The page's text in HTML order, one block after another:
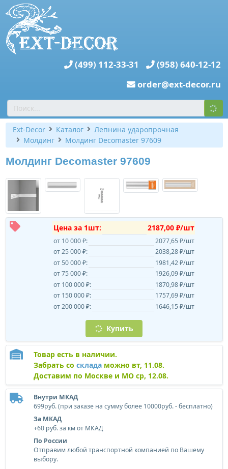
(499) 112-33-31
(958) 640-12-12
order@ext-decor.ru
Ext-Decor Каталог
Лепнина ударопрочная
Молдинг
Молдинг Decomaster 97609
Молдинг Decomaster 97609
Цена за 1шт: 2187,00 ₽/шт
от 10 000 ₽:
2077,65 ₽/шт
от 25 000 ₽:
2038,28 ₽/шт
от 50 000 ₽:
1981,42 ₽/шт
от 75 000 ₽:
1926,09 ₽/шт
от 100 000 ₽:
1870,98 ₽/шт
от 150 000 ₽:
1757,69 ₽/шт
от 200 000 ₽:
1646,15 ₽/шт
Купить
Товар есть в наличии.
Забрать со складаможно вт, 11.08.
Доставим по Москве и МО ср, 12.08.
Внутри МКАД
699руб. (при заказе на сумму более 10000руб. - бесплатно)
За МКАД
+60 руб. за км от МКАД
По России
Отправим любой транспортной компанией по Вашему
выбору.